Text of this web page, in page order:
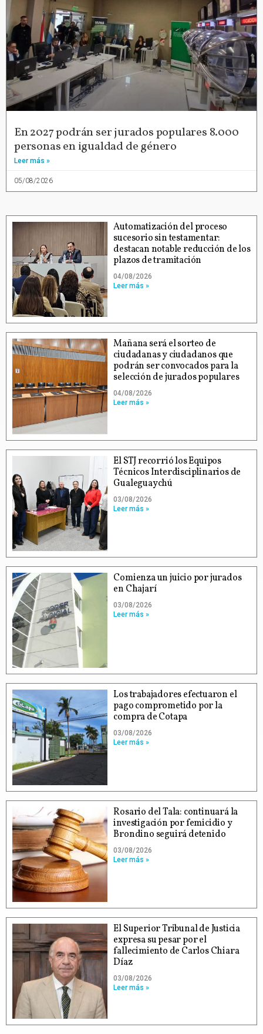
En 2027 podrán ser jurados populares 8.000
personas en igualdad de género
Leer más »
05/08/2026
Automatización del proceso
sucesorio sin testamentar:
destacan notable reducción de los
plazos de tramitación
04/08/2026
Leer más »
Mañana será el sorteo de
ciudadanas y ciudadanos que
podrán ser convocados para la
selección de jurados populares
04/08/2026
Leer más »
El STJ recorrió los Equipos
Técnicos Interdisciplinarios de
Gualeguaychú
03/08/2026
Leer más »
Comienza un juicio por jurados
en Chajarí
03/08/2026
Leer más »
Los trabajadores efectuaron el
pago comprometido por la
compra de Cotapa
03/08/2026
Leer más »
Rosario del Tala: continuará la
investigación por femicidio y
Brondino seguirá detenido
03/08/2026
Leer más »
El Superior Tribunal de Justicia
expresa su pesar por el
fallecimiento de Carlos Chiara
Díaz
03/08/2026
Leer más »